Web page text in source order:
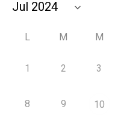
L M M
1 2 3
8 9 10